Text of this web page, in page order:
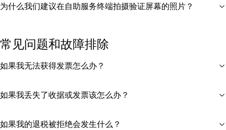
为什么我们建议在自助服务终端拍摄验证屏幕的照片？
常见问题和故障排除
如果我无法获得发票怎么办？
如果我丢失了收据或发票该怎么办？
如果我的退税被拒绝会发生什么？